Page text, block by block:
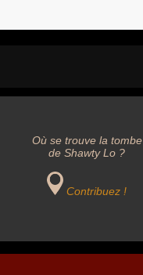
Où se trouve la tombe
de Shawty Lo ?
Contribuez !